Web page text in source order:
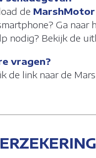
de
Ga
nodig? Bekijk de
vragen?
de link naar de